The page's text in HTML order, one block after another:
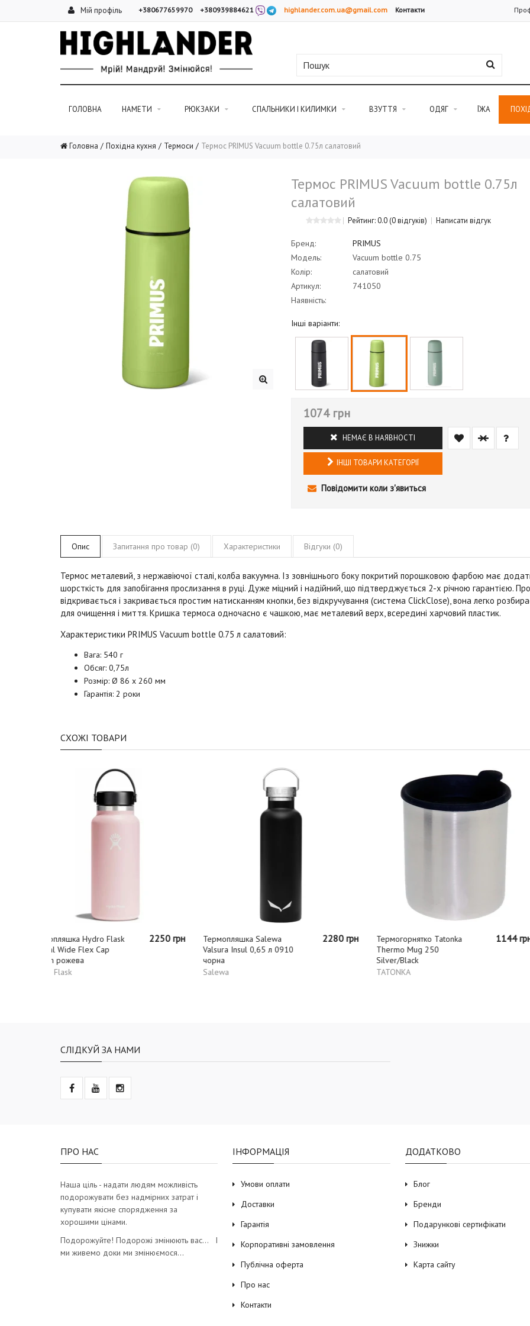
Мій профіль +380677659970 +380939884621 highlander.com.ua@gmail.com Контакти
ГОЛОВНА НАМЕТИ РЮКЗАКИ СПАЛЬНИКИ І КИЛИМКИ ВЗУТТЯ ОДЯГ ЇЖА
Головна Похідна кухня Термоси Термос PRIMUS Vacuum bottle 0.75л салатовий
Термос PRIMUS Vacuum bottle 0.75л
салатовий
Рейтинг: 0.0(0 відгуків) Написати відгук
Бренд:
PRIMUS
Модель:
Vacuum bottle 0.75
Колір:
салатовий
Артикул:
741050
Наявність:
Інші варіанти:
1074 грн
НЕМАЄ В НАЯВНОСТІ
ІНШІ ТОВАРИ КАТЕГОРІЇ
Повідомити коли з'явиться
Опис Запитання про товар (0) Характеристики Відгуки (0)
Термос металевий, з нержавіючої сталі, колба вакуумна. Із зовнішнього боку покритий порошковою фарбою має
шорсткість для запобігання прослизання в руці. Дуже міцний і надійний, що підтверджується 2-х річною гарантією.
відкривається і закривається простим натисканням кнопки, без відкручування (система ClickClose), вона легко
для очищення і миття. Кришка термоса одночасно є чашкою, має металевий верх, всередині харчовий пластик.
Характеристики PRIMUS Vacuum bottle 0.75 л салатовий:
Вага: 540 г
Обсяг: 0,75л
Розмір: Ø 86 x 260 мм
Гарантія: 2 роки
СХОЖІ ТОВАРИ
Термопляшка Salewa
Valsura Insul 0,65 л 0910
чорна
Salewa
2280 грн
Термогорнятко Tatonka
Thermo Mug 250
1144 грн
Термогорнятко
Lifeventure Flip-Top
СЛІДКУЙ ЗА НАМИ
ПРО НАС
Наша ціль - надати людям можливість
подорожувати без надмірних затрат і
купувати якісне спорядження за
хорошими цінами.
Подорожуйте! Подорожі змінюють вас… І
ми живемо доки ми змінюємося…
ІНФОРМАЦІЯ
Умови оплати
Доставки
Гарантія
Корпоративні замовлення
Публічна оферта
Про нас
Контакти
ДОДАТКОВО
Блог
Бренди
Подарункові сертифікати
Знижки
Карта сайту